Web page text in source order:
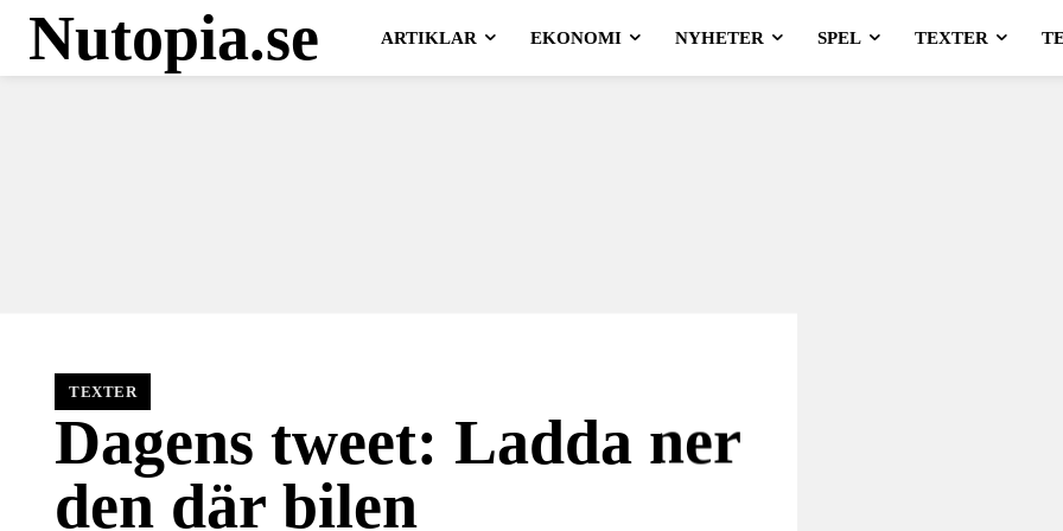
Nutopia.se ARTIKLAR EKONOMI NYHETER SPEL TEXTER
TEXTER
Dagens tweet: Ladda ner
den där bilen